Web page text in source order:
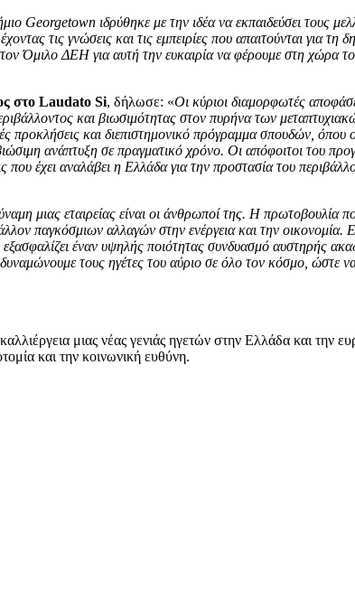
Georgetown ιδρύθηκε με την ιδέα να εκπαιδεύσει τους
τις γνώσεις και τις εμπειρίες που απαιτούνται για τη
Όμιλο ΔΕΗ για αυτή την ευκαιρία να φέρουμε στη χώρα
στο Laudato Si, δήλωσε: «Οι κύριοι διαμορφωτές
και βιωσιμότητας στον πυρήνα των
και διεπιστημονικό πρόγραμμα σπουδών, όπου
ανάπτυξη σε πραγματικό χρόνο. Οι απόφοιτοι του
έχει αναλάβει η Ελλάδα για την προστασία του
μιας εταιρείας είναι οι άνθρωποί της. Η πρωτοβουλία
παγκόσμιων αλλαγών στην ενέργεια και την οικονομία.
έναν υψηλής ποιότητας συνδυασμό αυστηρής
τους ηγέτες του αύριο σε όλο τον κόσμο, ώστε
μιας νέας γενιάς ηγετών στην Ελλάδα και την
και την κοινωνική ευθύνη.